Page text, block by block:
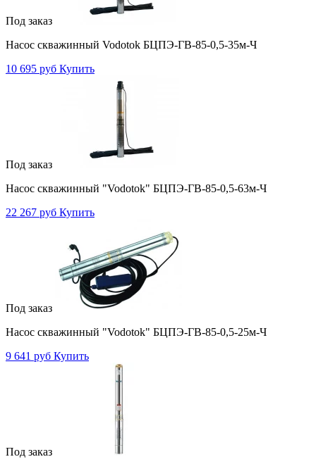
Под заказ
Насос скважинный Vodotok БЦПЭ-ГВ-85-0,5-35м-Ч
10 695 руб Купить
Под заказ
Насос скважинный "Vodotok" БЦПЭ-ГВ-85-0,5-63м-Ч
22 267 руб Купить
Под заказ
Насос скважинный "Vodotok" БЦПЭ-ГВ-85-0,5-25м-Ч
9 641 руб Купить
Под заказ